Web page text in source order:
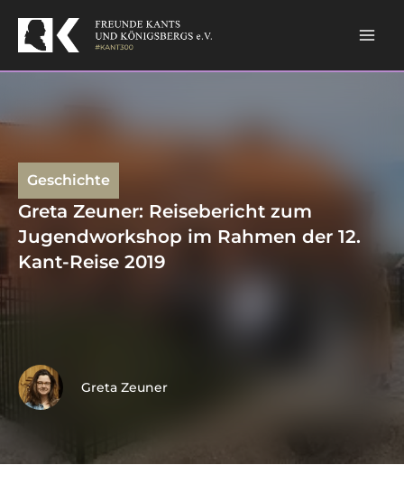
content
Geschichte
Greta Zeuner: Reisebericht zum
Jugendworkshop im Rahmen der 12.
Kant-Reise 2019
Greta Zeuner